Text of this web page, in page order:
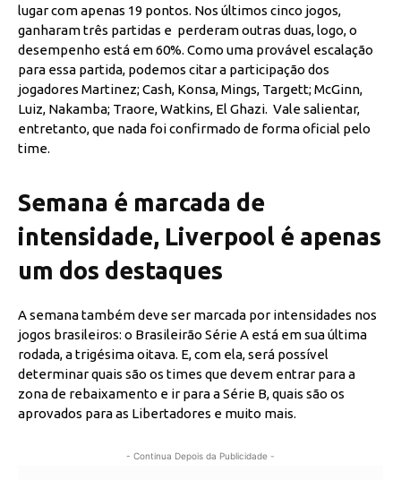
lugar com apenas 19 pontos. Nos últimos cinco jogos,
ganharam três partidas e perderam outras duas, logo, o
desempenho está em 60%. Como uma provável escalação
para essa partida, podemos citar a participação dos
jogadores Martinez; Cash, Konsa, Mings, Targett; McGinn,
Luiz, Nakamba; Traore, Watkins, El Ghazi. Vale salientar,
entretanto, que nada foi confirmado de forma oficial pelo
time.
Semana é marcada de
intensidade, Liverpool é apenas
um dos destaques
A semana também deve ser marcada por intensidades nos
jogos brasileiros: o Brasileirão Série A está em sua última
rodada, a trigésima oitava. E, com ela, será possível
determinar quais são os times que devem entrar para a
zona de rebaixamento e ir para a Série B, quais são os
aprovados para as Libertadores e muito mais.
- Continua Depois da Publicidade -